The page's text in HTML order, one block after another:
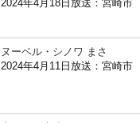
2024年4月18日放送：宮崎市
ヌーベル・シノワ まさ
2024年4月11日放送：宮崎市